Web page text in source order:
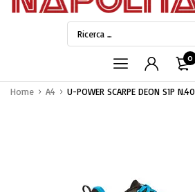
0
Home A4 U-POWER SCARPE DEON S1P N.40